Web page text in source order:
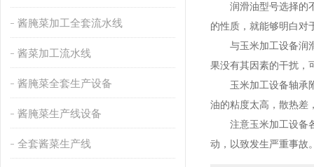
酱腌菜加工全套流水线
酱菜加工流水线
酱腌菜全套生产设备
酱腌菜生产线设备
全套酱菜生产线
润滑油型号选择的不
的性质，就能够明白对
与玉米加工设备润滑
果没有其因素的干扰，
玉米加工设备轴承附
油的粘度太高，散热差
注意玉米加工设备各
动，以致发生严重事故